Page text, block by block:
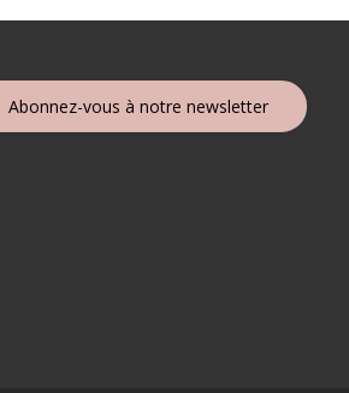
Abonnez-vous à notre newsletter